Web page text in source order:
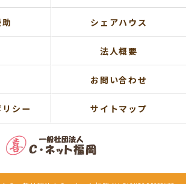
シェアハウス
法人概要
お問い合わせ
シー サイトマップ